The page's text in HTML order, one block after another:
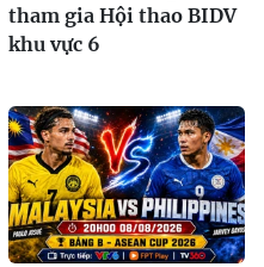
tham gia Hội thao BIDV
khu vực 6